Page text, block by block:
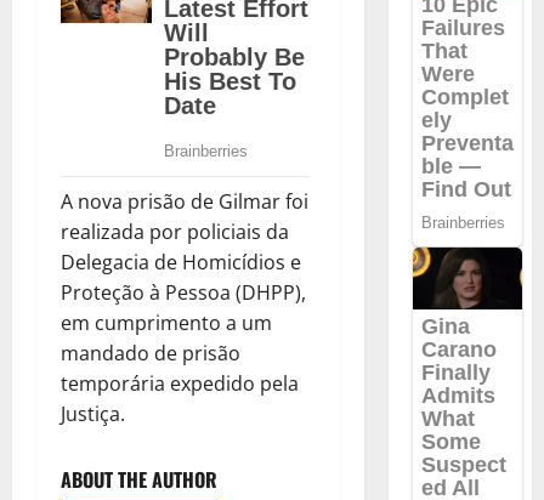
A nova prisão de Gilmar foi
realizada por policiais da
Delegacia de Homicídios e
Proteção à Pessoa (DHPP),
em cumprimento a um
mandado de prisão
temporária expedido pela
Justiça.
ABOUT THE AUTHOR